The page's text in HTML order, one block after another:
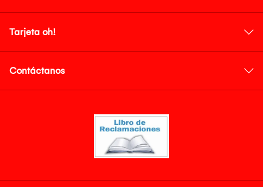
Tarjeta oh!
Contáctanos